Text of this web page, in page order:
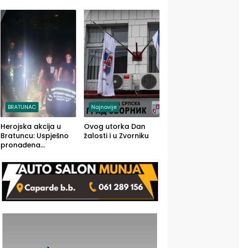
FBiH: Ustrajni da je
stečaj jedino rješenje
lakšim povredama
BRATUNAC
Herojska akcija u
Bratuncu: Uspješno
pronađena
a Ivanka Lazić,
rodom iz Kravice.
Najnovije
Ovog utorka Dan
žalosti i u Zvorniku